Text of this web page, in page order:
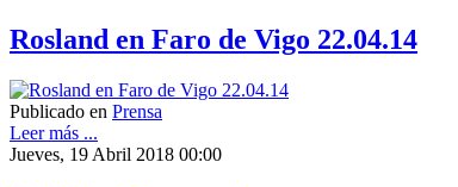
Rosland en Faro de Vigo 22.04.14
Publicado en Prensa
Leer más ...
Jueves, 19 Abril 2018 00:00